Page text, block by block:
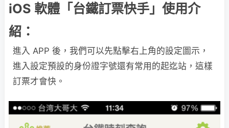
iOS 軟體「台鐵訂票快手」使用介
紹：
進入 APP 後，我們可以先點擊右上角的設定圖示，
進入設定預設的身份證字號還有常用的起迄站，這樣
訂票才會快。